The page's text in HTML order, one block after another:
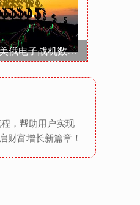
千里马配资 中美俄电子战机数量对比：美国160架，俄罗斯20架，中国是多少？
，帮助用户实现
财富增长新篇章！